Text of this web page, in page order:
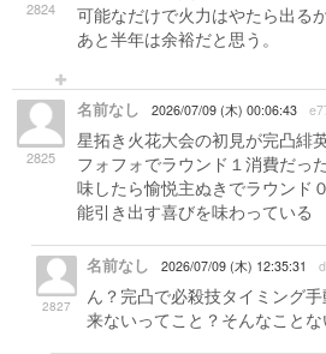
2824
可能なだけで火力はやたら出る
あと半年は余裕だと思う。
2825
名前なし 2026/07/09 (木) 00:06:43
星拓き火花大会の初見が完凸緋
フォフォでラウンド１消費だっ
味したら愉悦主ぬきでラウンド
能引き出す喜びを味わっている
2827
名前なし 2026/07/09 (木) 12:35:31
ん？完凸で必殺技タイミング
来ないってこと？そんなこと